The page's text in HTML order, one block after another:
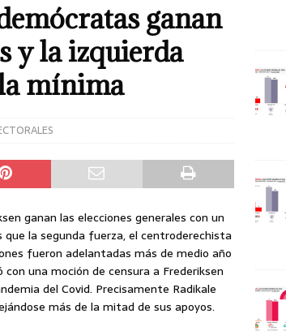
ganan
y la izquierda
mínima
ganan las elecciones generales con un
la segunda fuerza, el centroderechista
fueron adelantadas más de medio año
una moción de censura a Frederiksen
del Covid. Precisamente Radikale
más de la mitad de sus apoyos.